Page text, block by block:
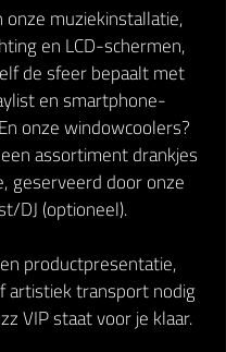
onze muziekinstallatie,
en LCD-schermen,
de sfeer bepaalt met
en smartphone-
onze windowcoolers?
assortiment drankjes
geserveerd door onze
DJ (optioneel).
productpresentatie,
artistiek transport nodig
VIP staat voor je klaar.